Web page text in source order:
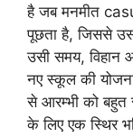
है जब मनमीत
पूछता है, जिससे
उसी समय, विहान
नए स्कूल की
से आरम्भी को
के लिए एक स्थिर